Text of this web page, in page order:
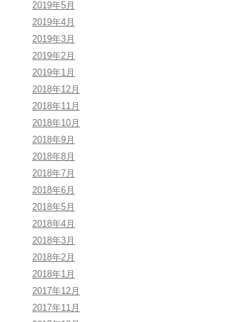
2019年5月
2019年4月
2019年3月
2019年2月
2019年1月
2018年12月
2018年11月
2018年10月
2018年9月
2018年8月
2018年7月
2018年6月
2018年5月
2018年4月
2018年3月
2018年2月
2018年1月
2017年12月
2017年11月